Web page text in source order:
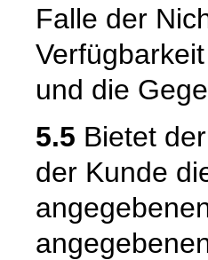
Falle der
und die
5.5 Bietet
der Kunde